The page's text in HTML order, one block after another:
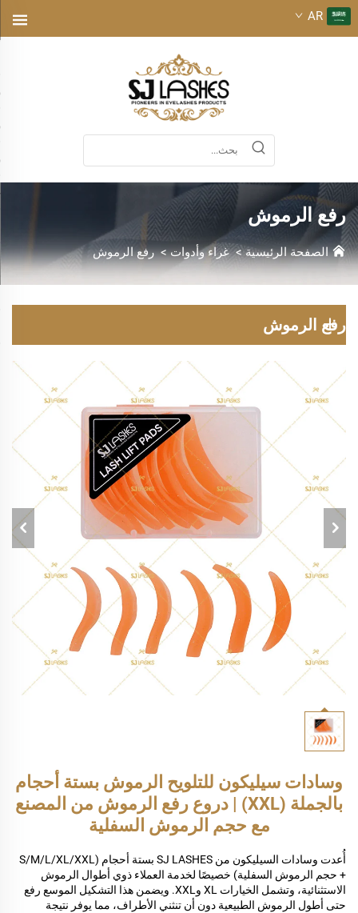
AR
رفع الرموش
الصفحة الرئيسية>غراء وأدوات>رفع الرموش
رفع الرموش
وسادات سيليكون للتلويح الرموش بستة أحجام
بالجملة (XXL) | دروع رفع الرموش من المصنع
مع حجم الرموش السفلية
أُعدت وسادات السيليكون من SJ LASHES بستة أحجام (S/M/L/XL/XXL
+ حجم الرموش السفلية) خصيصًا لخدمة العملاء ذوي أطوال الرموش
الاستثنائية، وتشمل الخيارات XL وXXL. ويضمن هذا التشكيل الموسع رفع
حتى أطول الرموش الطبيعية دون أن تنثني الأطراف، مما يوفر نتيجة